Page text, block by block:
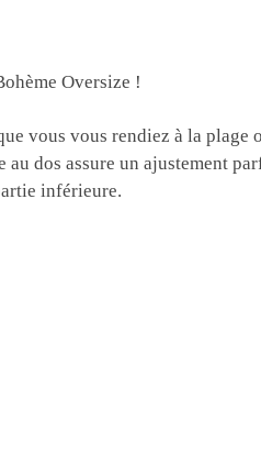
Oversize !
vous vous rendiez à la plage
dos assure un ajustement
inférieure.